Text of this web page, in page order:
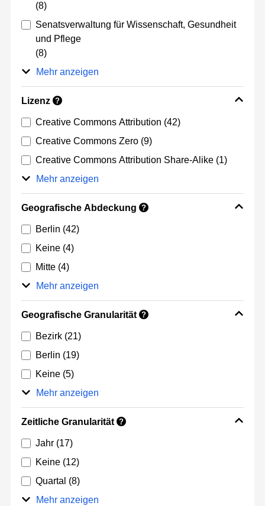
(8)
Senatsverwaltung für Wissenschaft, Gesundheit
und Pflege
(8)
Mehr anzeigen
Lizenz ?
Creative Commons Attribution (42)
Creative Commons Zero (9)
Creative Commons Attribution Share-Alike (1)
Mehr anzeigen
Geografische Abdeckung ?
Berlin (42)
Keine (4)
Mitte (4)
Mehr anzeigen
Geografische Granularität ?
Bezirk (21)
Berlin (19)
Keine (5)
Mehr anzeigen
Zeitliche Granularität ?
Jahr (17)
Keine (12)
Quartal (8)
Mehr anzeigen